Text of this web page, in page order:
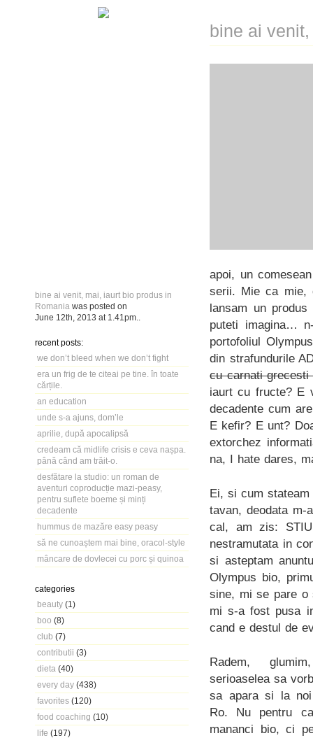
bine ai venit, mai, iaurt bio produs in
Romania was posted on
June 12th, 2013 at 1.41pm
recent posts:
we don’t bleed when we don’t fight
era un frig de te citeai pe tine. în toate
cărțile.
an education
unde s-a ajuns, dom’le
aprilie, după apocalipsă
credeam că midlife crisis e ceva nașpa.
până când am trăit-o.
desfătare la studio: un roman de
aventuri coproducție mazi-peasy,
pentru suflete boeme și minți
decadente
hummus de mazăre easy peasy
să ne cunoaștem mai bine, oracol-style
mâncare de dovlecei cu porc și quinoa
categories
beauty (1)
boo (8)
club (7)
contributii (3)
dieta (40)
every day (438)
favorites (120)
food coaching (10)
life (197)
bine ai
apoi, un
serii. Mie ca mie,
lansam un
puteti imagina…
portofoliul
din strafundurile
cu carnati grecesti
iaurt cu fructe? E
decadente cum
E kefir? E unt?
extorchez
na, I hate dares,
Ei, si cum
tavan, deodata
cal, am zis:
nestramutata in
si asteptam
Olympus bio,
sine, mi se pare o
mi s-a fost pusa
cand e destul de
Radem,
serioaselea sa
sa apara si la
Ro. Nu pentru
mananci bio, ci